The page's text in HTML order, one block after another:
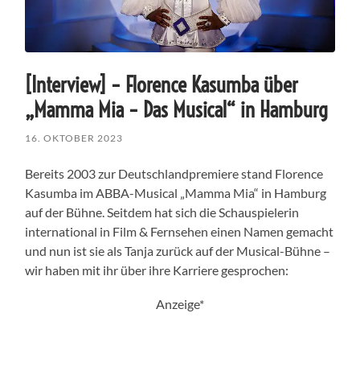
[Interview] – Florence Kasumba über
„Mamma Mia – Das Musical“ in Hamburg
16. OKTOBER 2023
Bereits 2003 zur Deutschlandpremiere stand Florence
Kasumba im ABBA-Musical „Mamma Mia“ in Hamburg
auf der Bühne. Seitdem hat sich die Schauspielerin
international in Film & Fernsehen einen Namen gemacht
und nun ist sie als Tanja zurück auf der Musical-Bühne –
wir haben mit ihr über ihre Karriere gesprochen:
Anzeige*